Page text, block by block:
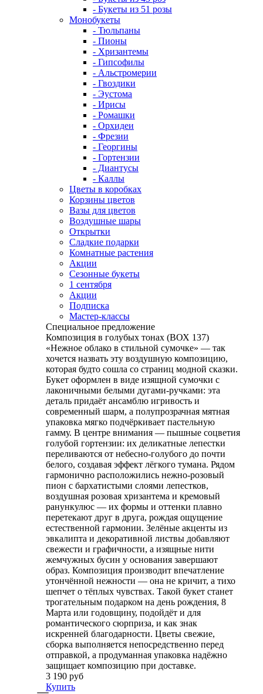
- Букеты из 51 розы
Монобукеты
- Тюльпаны
- Пионы
- Хризантемы
- Гипсофилы
- Альстромерии
- Гвоздики
- Эустома
- Ирисы
- Ромашки
- Орхидеи
- Фрезии
- Георгины
- Гортензии
- Диантусы
- Каллы
Цветы в коробках
Корзины цветов
Вазы для цветов
Воздушные шары
Открытки
Сладкие подарки
Комнатные растения
Акции
Сезонные букеты
1 сентября
Акции
Подписка
Мастер-классы
Специальное предложение
Композиция в голубых тонах (ВОХ 137)
«Нежное облако в стильной сумочке» — так
хочется назвать эту воздушную композицию,
которая будто сошла со страниц модной сказки.
Букет оформлен в виде изящной сумочки с
лаконичными белыми дугами‑ручками: эта
деталь придаёт ансамблю игривость и
современный шарм, а полупрозрачная мятная
упаковка мягко подчёркивает пастельную
гамму. В центре внимания — пышные соцветия
голубой гортензии: их деликатные лепестки
переливаются от небесно‑голубого до почти
белого, создавая эффект лёгкого тумана. Рядом
гармонично расположились нежно‑розовый
пион с бархатистыми слоями лепестков,
воздушная розовая хризантема и кремовый
ранункулюс — их формы и оттенки плавно
перетекают друг в друга, рождая ощущение
естественной гармонии. Зелёные акценты из
эвкалипта и декоративной листвы добавляют
свежести и графичности, а изящные нити
жемчужных бусин у основания завершают
образ. Композиция производит впечатление
утончённой нежности — она не кричит, а тихо
шепчет о тёплых чувствах. Такой букет станет
трогательным подарком на день рождения, 8
Марта или годовщину, подойдёт и для
романтического сюрприза, и как знак
искренней благодарности. Цветы свежие,
сборка выполняется непосредственно перед
отправкой, а продуманная упаковка надёжно
защищает композицию при доставке.
3 190 руб
Купить